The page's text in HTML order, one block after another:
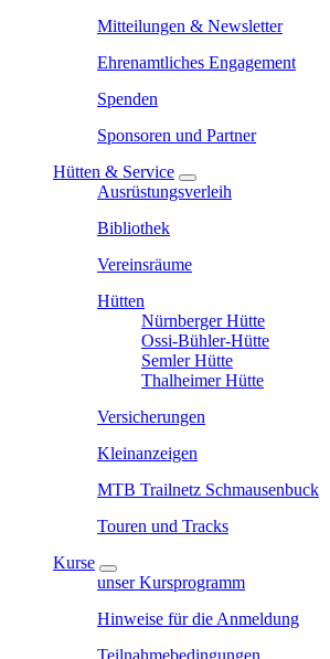
Mitteilungen & Newsletter
Ehrenamtliches Engagement
Spenden
Sponsoren und Partner
Hütten & Service
Ausrüstungsverleih
Bibliothek
Vereinsräume
Hütten
Nürnberger Hütte
Ossi-Bühler-Hütte
Semler Hütte
Thalheimer Hütte
Versicherungen
Kleinanzeigen
MTB Trailnetz Schmausenbuck
Touren und Tracks
Kurse
unser Kursprogramm
Hinweise für die Anmeldung
Teilnahmebedingungen